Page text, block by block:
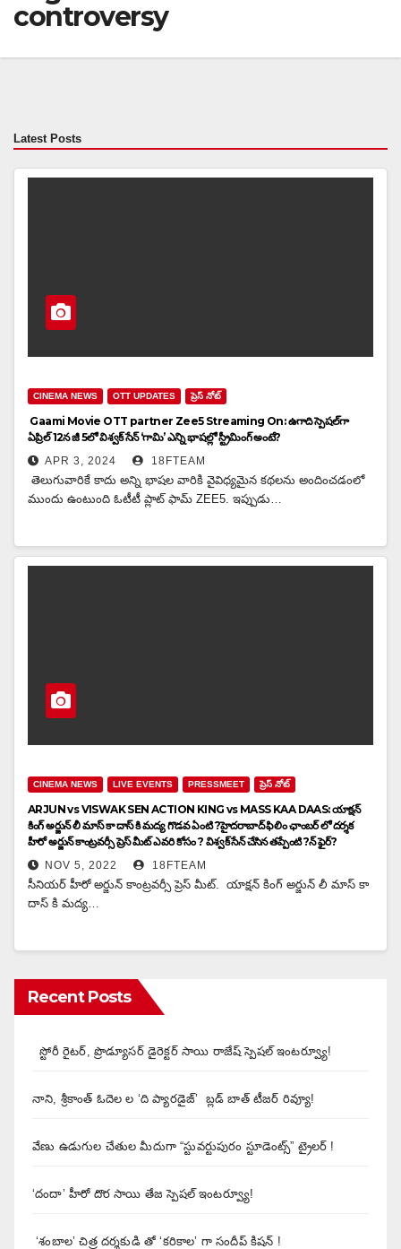
controversy
Latest Posts
CINEMA NEWS OTT UPDATES ప్రెస్ నోట్
Gaami Movie OTT partner Zee5 Streaming On: ఉగాది స్పెషల్‌గా
ఏప్రిల్ 12న జీ 5లో విశ్వక్ సేన్ ‘గామి’ ఎన్ని భాషల్లో స్ట్రీమింగ్ అంటే?
APR 3, 2024 18FTEAM
తెలుగువారికే కాదు అన్ని భాషల వారికి వైవిధ్యమైన కథలను అందించడంలో
ముందు ఉంటుంది ఓటీటీ ప్లాట్ ఫామ్ ZEE5. ఇప్పుడు…
CINEMA NEWS LIVE EVENTS PRESSMEET ప్రెస్ నోట్
ARJUN vs VISWAK SEN ACTION KING vs MASS KAA DAAS: యాక్షన్
కింగ్ అర్జున్ లీ మాస్ కా దాస్ కి మద్య గొడవ ఏంటి ?హైదరాబాద్ ఫిలిం ఛాంబర్ లో దర్శక
హీరో అర్జున్ కాంట్రవర్సీ ప్రెస్ మీట్ ఎవరి కోసం ? విశ్వక్ సేన్ చేసిన తప్పేంటి ?న్ ఫైర్?
NOV 5, 2022 18FTEAM
సీనియర్ హీరో అర్జున్ కాంట్రవర్సీ ప్రెస్ మీట్. యాక్షన్ కింగ్ అర్జున్ లీ మాస్ కా
దాస్ కి మద్య…
Recent Posts
స్టోరీ రైటర్, ప్రొడ్యూసర్ డైరెక్టర్ సాయి రాజేష్ స్పెషల్ ఇంటర్వ్యూ!
నాని, శ్రీకాంత్ ఓదెల ల ‘ది ప్యారడైజ్’ బ్లడ్ బాత్ టీజర్ రివ్యూ!
వేణు ఉడుగుల చేతుల మీదుగా “స్టువర్టుపురం స్టూడెంట్స్” ట్రైలర్ !
‘దందా’ హీరో దొర సాయి తేజ స్పెషల్ ఇంటర్వ్యూ!
‘శంబాల’ చిత్ర దర్శకుడి తో ‘కరికాల’ గా సందీప్ కిషన్ !